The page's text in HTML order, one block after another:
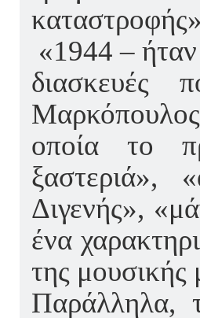
«1944 –
οποία το
ξαστεριά»,
Διγενής»,
ένα
της μουσικής